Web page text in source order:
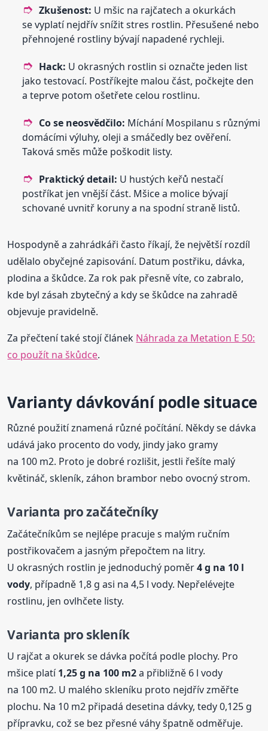
Zkušenost: U mšic na rajčatech a okurkách
se vyplatí nejdřív snížit stres rostlin. Přesušené nebo
přehnojené rostliny bývají napadené rychleji.
Hack: U okrasných rostlin si označte jeden list
jako testovací. Postříkejte malou část, počkejte den
a teprve potom ošetřete celou rostlinu.
Co se neosvědčilo: Míchání Mospilanu s různými
domácími výluhy, oleji a smáčedly bez ověření.
Taková směs může poškodit listy.
Praktický detail: U hustých keřů nestačí
postříkat jen vnější část. Mšice a molice bývají
schované uvnitř koruny a na spodní straně listů.
Hospodyně a zahrádkáři často říkají, že největší rozdíl
udělalo obyčejné zapisování. Datum postřiku, dávka,
plodina a škůdce. Za rok pak přesně víte, co zabralo,
kde byl zásah zbytečný a kdy se škůdce na zahradě
objevuje pravidelně.
Za přečtení také stojí článek Náhrada za Metation E 50:
co použít na škůdce.
Varianty dávkování podle situace
Různé použití znamená různé počítání. Někdy se dávka
udává jako procento do vody, jindy jako gramy
na 100 m2. Proto je dobré rozlišit, jestli řešíte malý
květináč, skleník, záhon brambor nebo ovocný strom.
Varianta pro začátečníky
Začátečníkům se nejlépe pracuje s malým ručním
postřikovačem a jasným přepočtem na litry.
U okrasných rostlin je jednoduchý poměr4 g na 10 l
vody, případně 1,8 g asi na 4,5 l vody. Nepřelévejte
rostlinu, jen ovlhčete listy.
Varianta pro skleník
U rajčat a okurek se dávka počítá podle plochy. Pro
mšice platí1,25 g na 100 m2a přibližně 6 l vody
na 100 m2. U malého skleníku proto nejdřív změřte
plochu. Na 10 m2 připadá desetina dávky, tedy 0,125 g
přípravku, což se bez přesné váhy špatně odměřuje.